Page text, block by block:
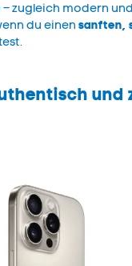
– zugleich modern
du einen sanften,
und